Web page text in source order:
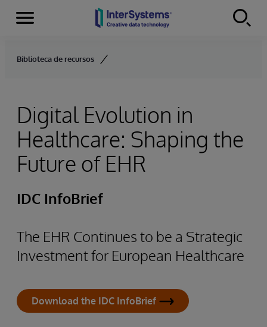
Skip to content
Menu
Biblioteca de recursos
Digital Evolution in
Healthcare: Shaping the
Future of EHR
IDC InfoBrief
The EHR Continues to be a Strategic
Investment for European Healthcare
Download the IDC InfoBrief